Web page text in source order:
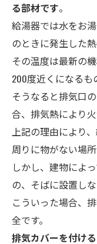
る部材です。
給湯器では水をお
のときに発生した熱
その温度は最新の
200度近くになるも
そうなると排気口
合、排気熱により
上記の理由により
周りに物がない場
しかし、建物によ
の、そばに設置し
こういった場合、
全です。
排気カバーを付け